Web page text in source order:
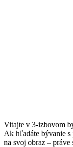
Vitajte v 3-izbovom
Ak hľadáte bývanie
na svoj obraz – práve